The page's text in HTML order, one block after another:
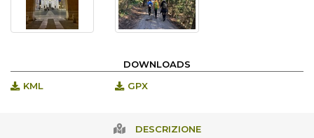
DOWNLOADS
KML
GPX
DESCRIZIONE